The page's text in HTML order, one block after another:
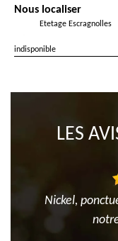
Nous localiser
Etetage Escragnolles
indisponible
LES
Nickel,